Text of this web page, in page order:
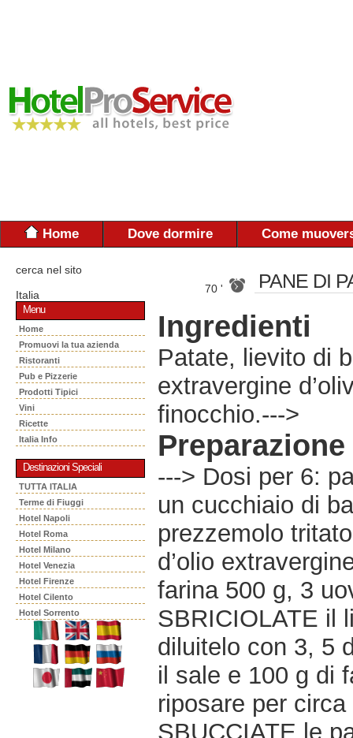
Home Dove dormire Come
cerca nel sito
Italia
Menu
Home
Promuovi la tua azienda
Ristoranti
Pub e Pizzerie
Prodotti Tipici
Vini
Ricette
Italia Info
Destinazioni Speciali
TUTTA ITALIA
Terme di Fiuggi
Hotel Napoli
Hotel Roma
Hotel Milano
Hotel Venezia
Hotel Firenze
Hotel Cilento
Hotel Sorrento
70 ' PANE DI
Ingredienti
Patate, lievito di
extravergine
finocchio.--->
Preparazione
---> Dosi per 6:
un cucchiaio di
prezzemolo
d’olio
farina 500 g, 3
SBRICIOLATE il
diluitelo con 3, 5
il sale e 100 g di
riposare per
SBUCCIATE le